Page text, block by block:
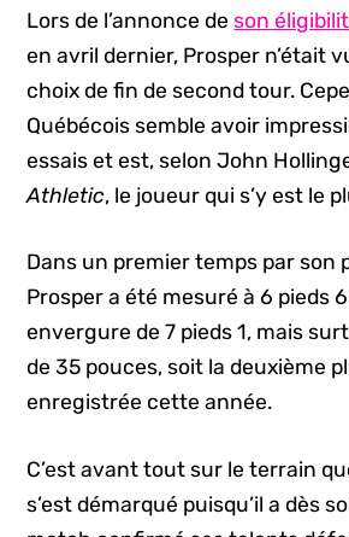
Lors de l’annonce deson
en avril dernier, Prosper n’était
choix de fin de second tour.
Québécois semble avoir
essais et est, selon John
Athletic, le joueur qui s’y est le
Dans un premier temps par son
Prosper a été mesuré à 6 pieds
envergure de 7 pieds 1, mais
de 35 pouces, soit la deuxième
enregistrée cette année.
C’est avant tout sur le terrain
s’est démarqué puisqu’il a dès